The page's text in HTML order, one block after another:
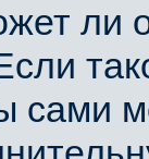
ли
сами